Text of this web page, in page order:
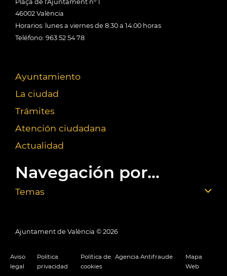
Plaça de l'Ajuntament nº 1
46002 València
Horarios: lunes a viernes de 8:30 a 14:00 horas
Teléfono: 963 52 54 78
Ayuntamiento
La ciudad
Trámites
Atención ciudadana
Actualidad
Navegación por...
Temas
Ajuntament de València © 2026
Aviso
legal
Política
privacidad
Política de
cookies
Agencia Antifraude
Mapa
Web